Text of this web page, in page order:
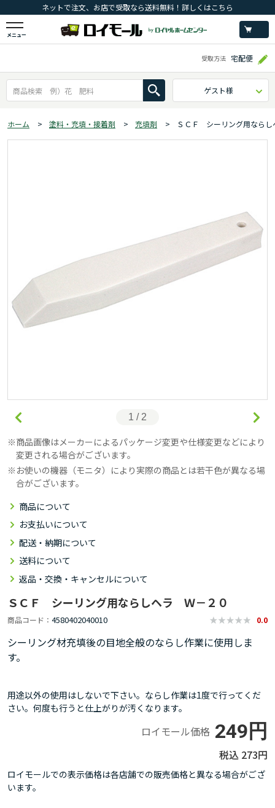
ネットで注文、お店で受取なら送料無料！詳しくはこちら
メニュー
受取方法 宅配便
ゲスト様
ホーム > 塗料・充填・接着剤 > 充填剤 > ＳＣＦ シーリング用なら
1 / 2
商品画像はメーカーによるパッケージ変更や仕様変更などにより
変更される場合がございます。
お使いの機器（モニタ）により実際の商品とは若干色が異なる場
合がございます。
商品について
お支払いについて
配送・納期について
送料について
返品・交換・キャンセルについて
ＳＣＦ シーリング用ならしヘラ Ｗ－２０
商品コード 4580402040010 0.0
シーリング材充填後の目地全般のならし作業に使用しま
す。
用途以外の使用はしないで下さい。ならし作業は1度で行ってくだ
さい。何度も行うと仕上がりが汚くなります。
ロイモール価格 249円
273円
ロイモールでの表示価格は各店舗での販売価格と異なる場合がござ
います。